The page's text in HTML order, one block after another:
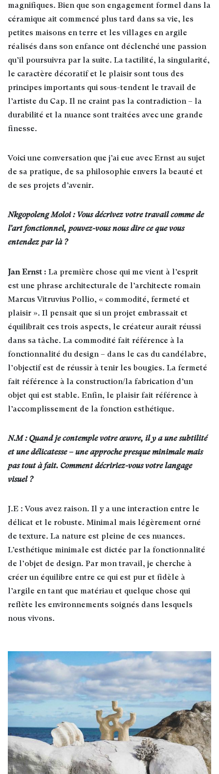
magnifiques. Bien que son engagement formel dans la
céramique ait commencé plus tard dans sa vie, les
petites maisons en terre et les villages en argile
réalisés dans son enfance ont déclenché une passion
qu’il poursuivra par la suite. La tactilité, la singularité,
le caractère décoratif et le plaisir sont tous des
principes importants qui sous-tendent le travail de
l’artiste du Cap. Il ne craint pas la contradiction – la
durabilité et la nuance sont traitées avec une grande
finesse.
Voici une conversation que j’ai eue avec Ernst au sujet
de sa pratique, de sa philosophie envers la beauté et
de ses projets d’avenir.
Nkgopoleng Moloi : Vous décrivez votre travail comme de
l’art fonctionnel, pouvez-vous nous dire ce que vous
entendez par là ?
Jan Ernst : La première chose qui me vient à l’esprit
est une phrase architecturale de l’architecte romain
Marcus Vitruvius Pollio, « commodité, fermeté et
plaisir ». Il pensait que si un projet embrassait et
équilibrait ces trois aspects, le créateur aurait réussi
dans sa tâche. La commodité fait référence à la
fonctionnalité du design – dans le cas du candélabre,
l’objectif est de réussir à tenir les bougies. La fermeté
fait référence à la construction/la fabrication d’un
objet qui est stable. Enfin, le plaisir fait référence à
l’accomplissement de la fonction esthétique.
N.M : Quand je contemple votre œuvre, il y a une subtilité
et une délicatesse – une approche presque minimale mais
pas tout à fait. Comment décririez-vous votre langage
visuel ?
J.E : Vous avez raison. Il y a une interaction entre le
délicat et le robuste. Minimal mais légèrement orné
de texture. La nature est pleine de ces nuances.
L’esthétique minimale est dictée par la fonctionnalité
de l’objet de design. Par mon travail, je cherche à
créer un équilibre entre ce qui est pur et fidèle à
l’argile en tant que matériau et quelque chose qui
reflète les environnements soignés dans lesquels
nous vivons.